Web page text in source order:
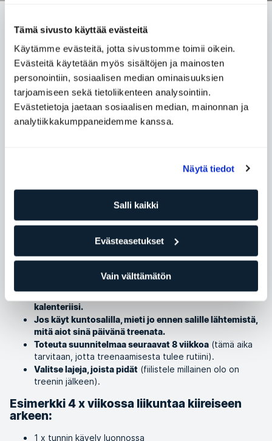
Tämä sivusto käyttää evästeitä
Käytämme evästeitä, jotta sivustomme toimii oikein.
Evästeitä käytetään myös sisältöjen ja mainosten
personointiin, sosiaalisen median ominaisuuksien
tarjoamiseen sekä tietoliikenteen analysointiin.
Evästetietoja jaetaan sosiaalisen median, mainonnan ja
analytiikkakumppaneidemme kanssa.
Näytä tiedot
Salli kaikki
Evästeasetukset
Vain välttämätön
LIIKUNTA PYSYVÄKSI OSAKSI ARKEASI
Monituiset ELIXIAn asiakkaat kyselevät ohjaajiltaan,
miten liikunnan saisi sujuvasti sisällytettyä
jokapäiväiseen arkeen. Kun on kiireinen ja vaativa työ,
stressiä, väsyttää ja sitten ovat vielä ne pienet
lapsetkin...
KategoriaTreeni ja treenivinkit
Liikunta on ikävä kyllä usein ensimmäinen asia, joka putoaa
pois kaiken kiireen keskellä. Välillä se yksi tunti päivästä on
vaikea irrottaa liikunnalle. Siihen kuitenkin auttaa
suunnitelmallisuus. Seuraavassa on muutamia hyviksi
havaittuja vinkkejä tehokkaampaan treeniin ja ajanhallintaan:
Suunnittele seuraavan viikon treenit ja merkitse ne
kalenteriisi.
Jos käyt kuntosalilla, mieti jo ennen salille lähtemistä,
mitä aiot sinä päivänä treenata.
Toteuta suunnitelmaa seuraavat 8 viikkoa (tämä aika
tarvitaan, jotta treenaamisesta tulee rutiini).
Valitse lajeja, joista pidät (fiilistele millainen olo on
treenin jälkeen).
Esimerkki 4 x viikossa liikuntaa kiireiseen
arkeen:
1 x tunnin kävely luonnossa